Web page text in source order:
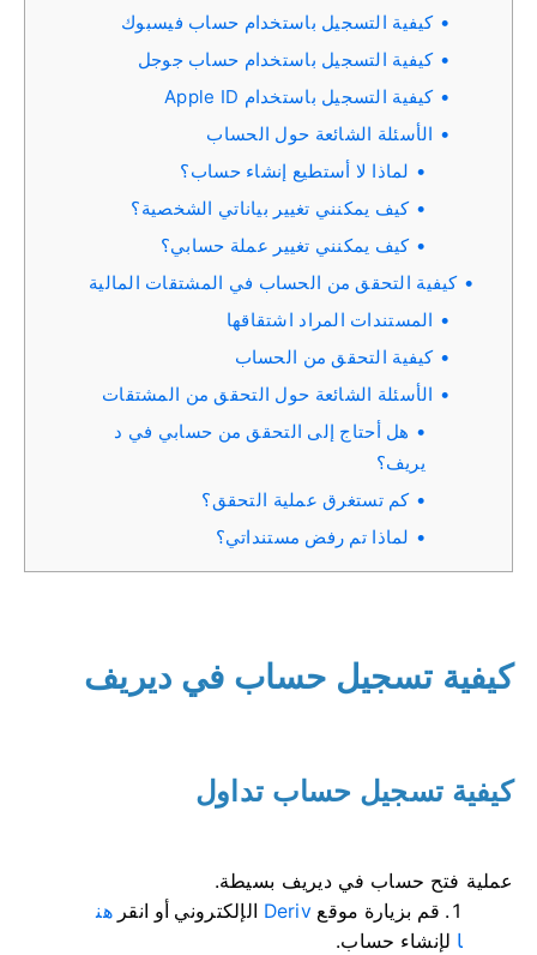
كيفية التسجيل باستخدام حساب فيسبوك
كيفية التسجيل باستخدام حساب جوجل
كيفية التسجيل باستخدام Apple ID
الأسئلة الشائعة حول الحساب
لماذا لا أستطيع إنشاء حساب؟
كيف يمكنني تغيير بياناتي الشخصية؟
كيف يمكنني تغيير عملة حسابي؟
كيفية التحقق من الحساب في المشتقات المالية
المستندات المراد اشتقاقها
كيفية التحقق من الحساب
الأسئلة الشائعة حول التحقق من المشتقات
هل أحتاج إلى التحقق من حسابي في د
يريف؟
كم تستغرق عملية التحقق؟
لماذا تم رفض مستنداتي؟
كيفية تسجيل حساب في ديريف
كيفية تسجيل حساب تداول
عملية فتح حساب في ديريف بسيطة.
قم بزيارة موقع Deriv الإلكتروني أو انقرهن
ا لإنشاء حساب.